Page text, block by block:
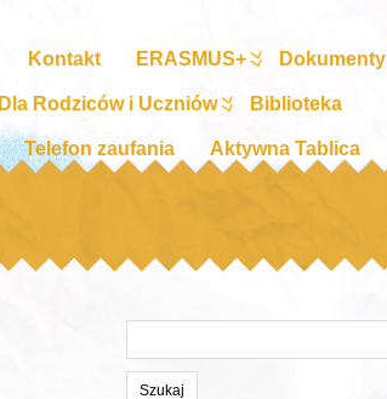
Kontakt ERASMUS+ Dokumenty
Dla Rodziców i Uczniów Biblioteka
Telefon zaufania Aktywna Tablica
stronie: